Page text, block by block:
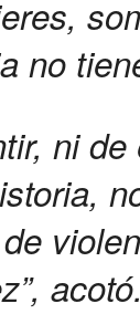
no
ni
acotó.